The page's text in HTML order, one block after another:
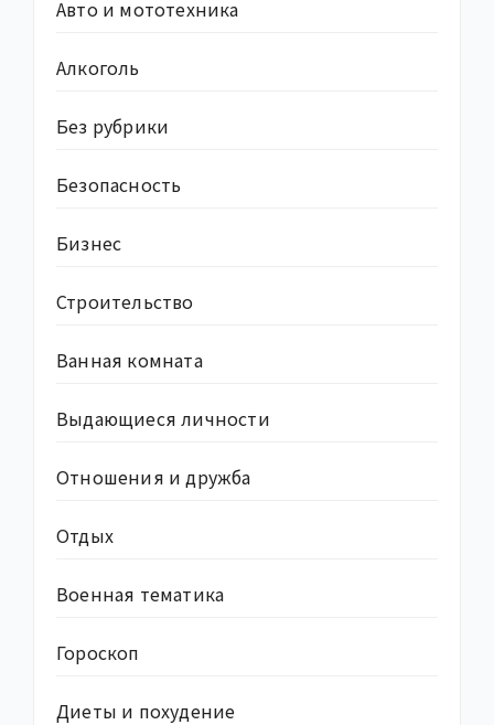
Авто и мототехника
Алкоголь
Без рубрики
Безопасность
Бизнес
Строительство
Ванная комната
Выдающиеся личности
Отношения и дружба
Отдых
Военная тематика
Гороскоп
Диеты и похудение